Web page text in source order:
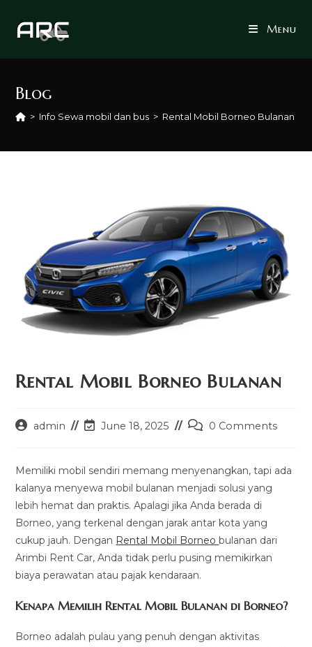
Menu
Blog
> Info Sewa mobil dan bus > Rental Mobil Borneo Bulanan
Rental Mobil Borneo Bulanan
Postadmin
PostJune 18, 2025
Post0 Comments
Memiliki mobil sendiri memang menyenangkan, tapi ada
kalanya menyewa mobil bulanan menjadi solusi yang
lebih hemat dan praktis. Apalagi jika Anda berada di
Borneo, yang terkenal dengan jarak antar kota yang
cukup jauh. Dengan Rental Mobil Borneobulanan dari
Arimbi Rent Car, Anda tidak perlu pusing memikirkan
biaya perawatan atau pajak kendaraan.
Kenapa Memilih Rental Mobil Bulanan di Borneo?
Borneo adalah pulau yang penuh dengan aktivitas